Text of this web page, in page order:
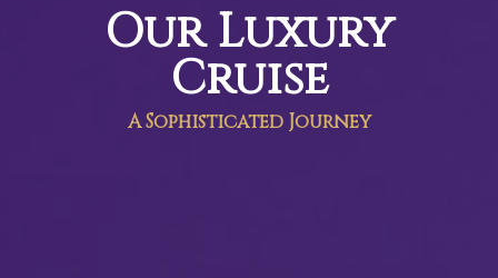
Our Luxury
Cruise
A Sophisticated Journey